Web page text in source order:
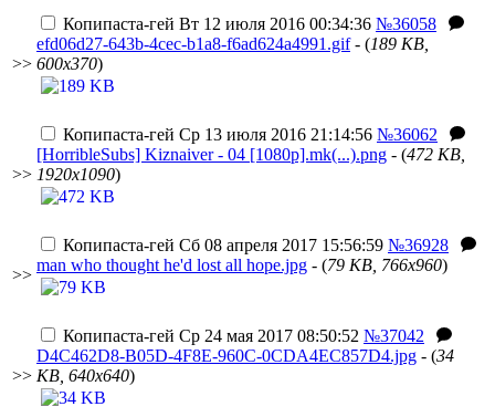
>>
Копипаста-гей Вт 12 июля 2016 00:34:36 №36058
efd06d27-643b-4cec-b1a8-f6ad624a4991.gif- (189 KB,
600x370)
>>
Копипаста-гей Ср 13 июля 2016 21:14:56 №36062
[HorribleSubs] Kiznaiver - 04 [1080p].mk(...).png - (472 KB,
1920x1090)
>>
Копипаста-гей Сб 08 апреля 2017 15:56:59 №36928
man who thought he'd lost all hope.jpg - (79 KB, 766x960)
>>
Копипаста-гей Ср 24 мая 2017 08:50:52 №37042
D4C462D8-B05D-4F8E-960C-0CDA4EC857D4.jpg - (34
KB, 640x640)